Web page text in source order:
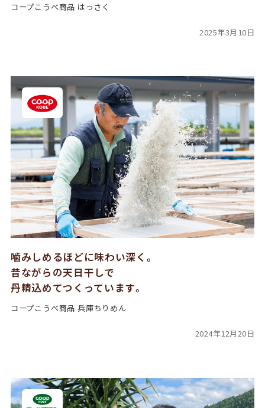
コープこうべ商品 はっさく
2025年3月10日
噛みしめるほどに味わい深く。
昔ながらの天日干しで
丹精込めてつくっています。
コープこうべ商品 兵庫ちりめん
2024年12月20日